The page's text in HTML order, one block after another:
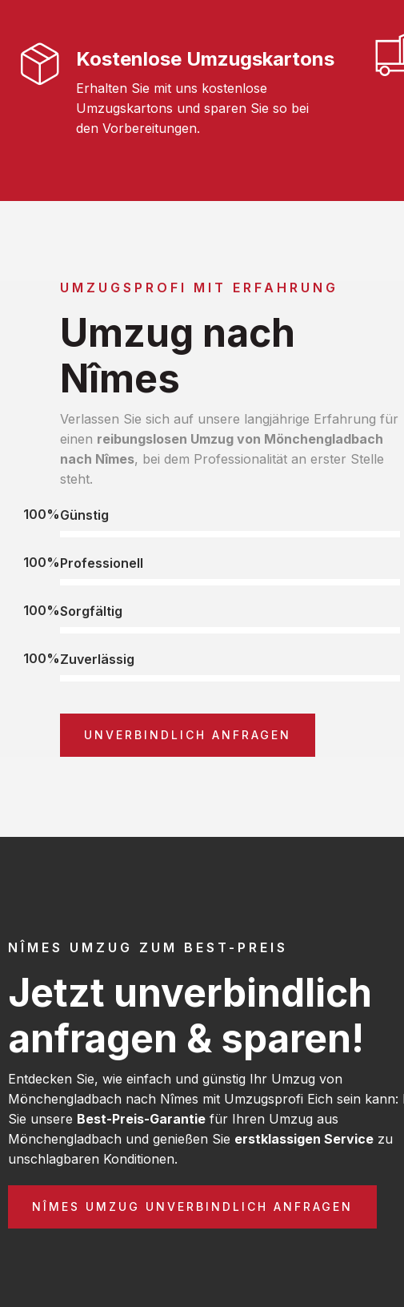
Kostenlose Umzugskartons
Erhalten Sie mit uns kostenlose
Umzugskartons und sparen Sie so bei
den Vorbereitungen.
UMZUGSPROFI MIT ERFAHRUNG
Umzug nach
Nîmes
Verlassen Sie sich auf unsere langjährige Erfahrung für
einen reibungslosen Umzug von Mönchengladbach
nach Nîmes, bei dem Professionalität an erster Stelle
steht.
Günstig
100%
Professionell
100%
Sorgfältig
100%
Zuverlässig
100%
UNVERBINDLICH ANFRAGEN
NÎMES UMZUG ZUM BEST-PREIS
Jetzt unverbindlich
anfragen & sparen!
Entdecken Sie, wie einfach und günstig Ihr Umzug von
Mönchengladbach nach Nîmes mit Umzugsprofi Eich sein kann:
Sie unsere Best-Preis-Garantie für Ihren Umzug aus
Mönchengladbach und genießen Sie erstklassigen Service zu
unschlagbaren Konditionen.
NÎMES UMZUG UNVERBINDLICH ANFRAGEN